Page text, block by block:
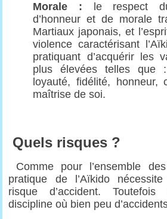
Morale : le respect
d’honneur et de morale
Martiaux japonais, et
violence caractérisant
pratiquant d’acquérir les
plus élevées telles que
loyauté, fidélité, honneur,
maîtrise de soi.
Quels risques ?
Comme pour l’ensemble
pratique de l’Aïkido nécessite
risque d’accident.
discipline où bien peu